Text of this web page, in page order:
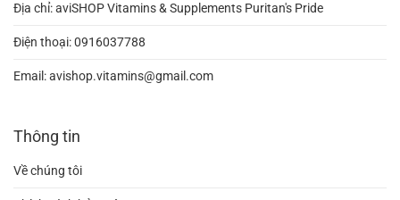
Địa chỉ: aviSHOP Vitamins & Supplements Puritan's Pride
Điện thoại:0916037788
Email:avishop.vitamins@gmail.com
Thông tin
Về chúng tôi